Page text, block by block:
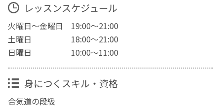
レッスンスケジュール
火曜日～金曜日 19:00～21:00
土曜日 18:00～21:00
日曜日 10:00～11:00
身につくスキル・資格
合気道の段級